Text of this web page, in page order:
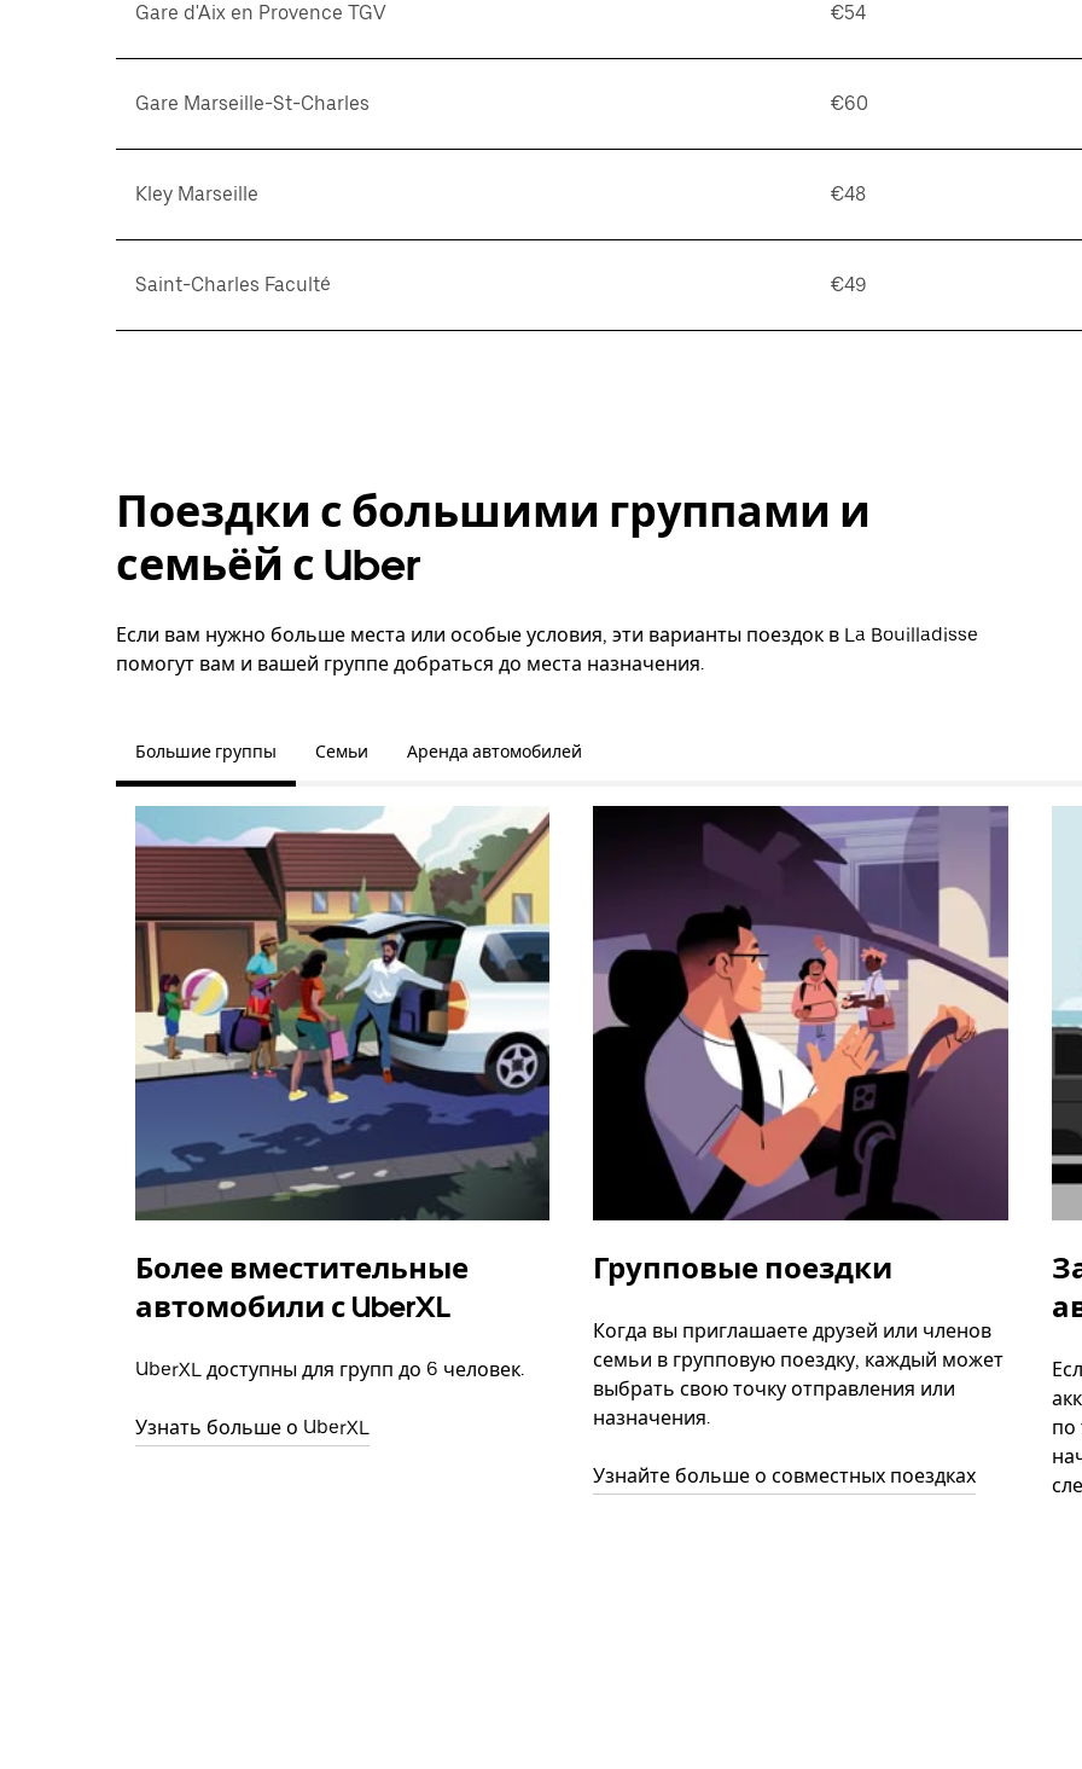
Gare d'Aix en Provence TGV €54
Gare Marseille-St-Charles €60
Kley Marseille €48
Saint-Charles Faculté €49
Поездки с большими группами и
семьёй с Uber
Если вам нужно больше места или особые условия, эти варианты поездок в La Bouilladisse
помогут вам и вашей группе добраться до места назначения.
Большие группы Семьи Аренда автомобилей
Более вместительные
автомобили с UberXL
UberXL доступны для групп до 6 человек.
Узнать больше о UberXL
Групповые поездки
Когда вы приглашаете друзей или членов
семьи в групповую поездку, каждый может
выбрать свою точку отправления или
назначения.
Узнайте больше о совместных поездках
по